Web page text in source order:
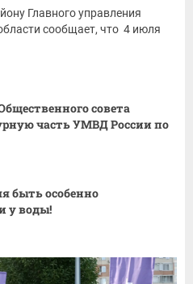
Главного управления
сообщает, что 4 июля
совета
часть УМВД России по
быть особенно
у воды!